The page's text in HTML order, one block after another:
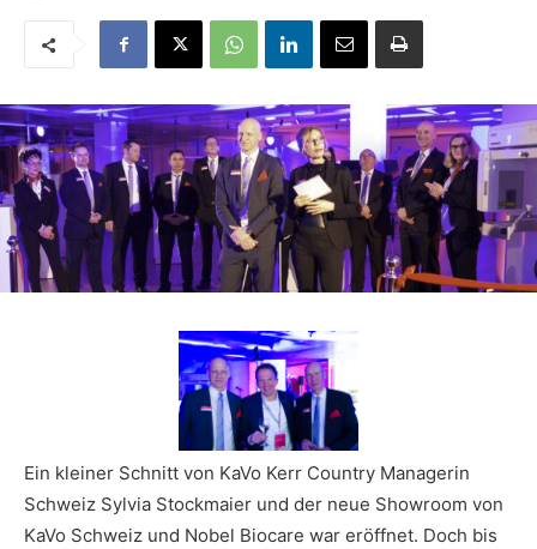
Ein kleiner Schnitt von KaVo Kerr Country Managerin
Schweiz Sylvia Stockmaier und der neue Showroom von
KaVo Schweiz und Nobel Biocare war eröffnet. Doch bis